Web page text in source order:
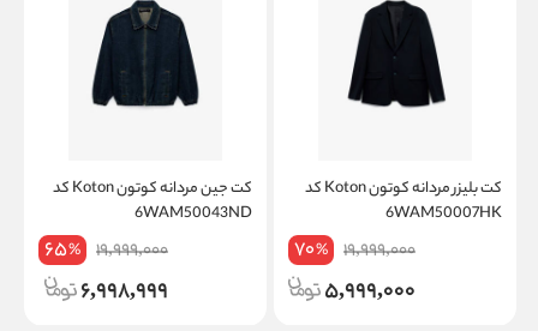
کت بلیزر مردانه کوتون Koton کد
6WAM50007HK
19,999,000
70%
5,999,000
کت جین مردانه کوتون Koton کد
6WAM50043ND
19,999,000
65%
6,998,999